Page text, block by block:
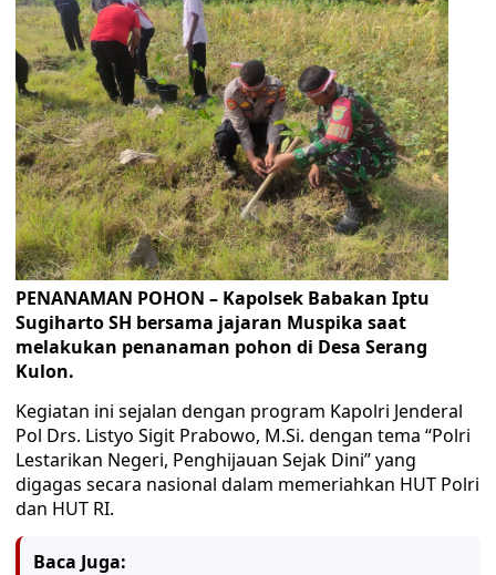
PENANAMAN POHON – Kapolsek Babakan Iptu
Sugiharto SH bersama jajaran Muspika saat
melakukan penanaman pohon di Desa Serang
Kulon.
Kegiatan ini sejalan dengan program Kapolri Jenderal
Pol Drs. Listyo Sigit Prabowo, M.Si. dengan tema “Polri
Lestarikan Negeri, Penghijauan Sejak Dini” yang
digagas secara nasional dalam memeriahkan HUT Polri
dan HUT RI.
Baca Juga: